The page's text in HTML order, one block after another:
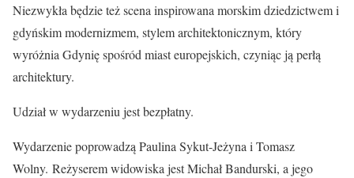
Niezwykła będzie też scena inspirowana morskim dziedzictwem i
gdyńskim modernizmem, stylem architektonicznym, który
wyróżnia Gdynię spośród miast europejskich, czyniąc ją perłą
architektury.
Udział w wydarzeniu jest bezpłatny.
Wydarzenie poprowadzą Paulina Sykut-Jeżyna i Tomasz
Wolny. Reżyserem widowiska jest Michał Bandurski, a jego